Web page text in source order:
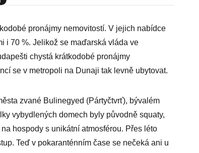
pronájmy nemovitostí. V jejich nabídce
i 70 %. Jelikož se maďarská vláda ve
chystá krátkodobé pronájmy
se v metropoli na Dunaji tak levně ubytovat.
zvané Bulinegyed (Pártyčtvrť), bývalém
vybydlených domech byly původně squaty,
hospody s unikátní atmosférou. Přes léto
Teď v pokaranténním čase se nečeká ani u